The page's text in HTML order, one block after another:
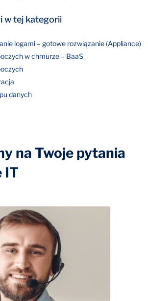
w tej kategorii
logami – gotowe rozwiązanie (Appliance)
w chmurze – BaaS
danych
na Twoje pytania
IT